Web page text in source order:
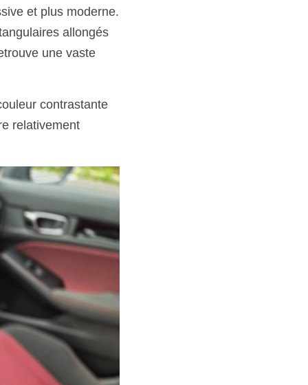
et plus moderne.
allongés
une vaste
contrastante
relativement